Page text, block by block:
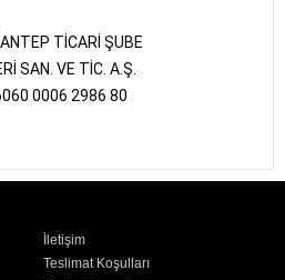
TİCARİ ŞUBE
SAN. VE TİC. A.Ş.
0006 2986 80
İletişim
Teslimat Koşulları